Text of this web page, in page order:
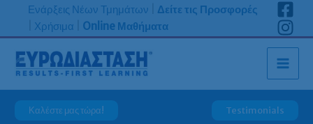
Μετάβαση
περιεχόμενο
Ενάρξεις Νέων Τμημάτων
Δείτε τις Προσφορές
Χρήσιμα Online Μαθήματα
Καλέστε μας τώρα! Testimonials